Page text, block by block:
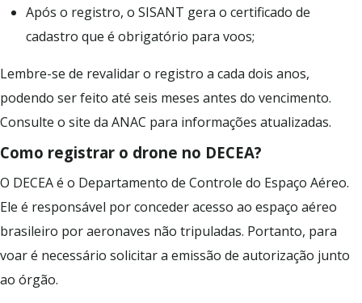
Após o registro, o SISANT gera o certificado de
cadastro que é obrigatório para voos;
Lembre-se de revalidar o registro a cada dois anos,
podendo ser feito até seis meses antes do vencimento.
Consulte o site da ANAC para informações atualizadas.
Como registrar o drone no DECEA?
O DECEA é o Departamento de Controle do Espaço Aéreo.
Ele é responsável por conceder acesso ao espaço aéreo
brasileiro por aeronaves não tripuladas. Portanto, para
voar é necessário solicitar a emissão de autorização junto
ao órgão.